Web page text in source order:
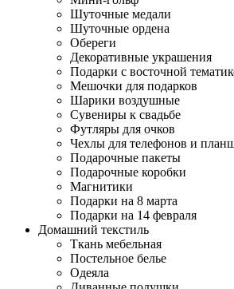
Шуточные медали
Шуточные ордена
Обереги
Декоративные украшения
Подарки с восточной
Мешочки для подарков
Шарики воздушные
Сувениры к свадьбе
Футляры для очков
Чехлы для телефонов и
Подарочные пакеты
Подарочные коробки
Магнитики
Подарки на 8 марта
Подарки на 14 февраля
Домашний текстиль
Ткань мебельная
Постельное белье
Одеяла